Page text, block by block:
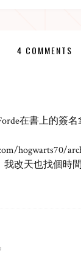
4 COMMENTS
在書上的簽
hogwarts70/
改天也找個時